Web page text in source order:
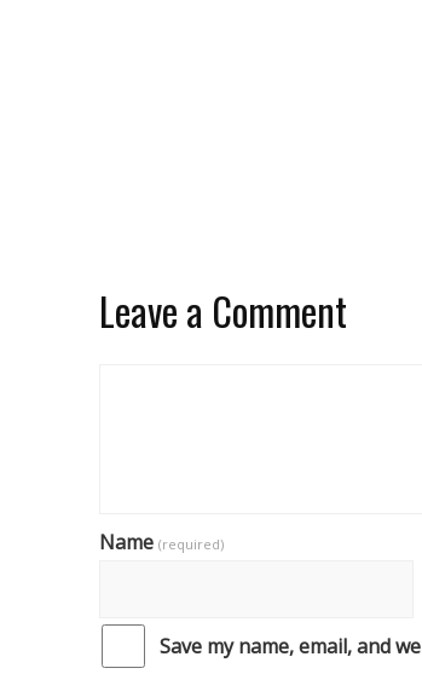
Leave a Comment
Name (required)
Save my name, email, and